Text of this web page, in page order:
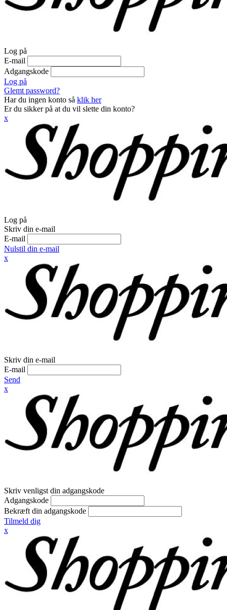
Log på
E-mail
Adgangskode
Log på
Glemt password?
Har du ingen konto så klik her
Er du sikker på at du vil slette din konto?
x
Log på
Skriv din e-mail
E-mail
Nulstil din e-mail
x
Skriv din e-mail
E-mail
Send
x
Skriv venligst din adgangskode
Adgangskode
Bekræft din adgangskode
Tilmeld dig
x